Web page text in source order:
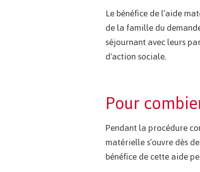
Le bénéfice de l’aide
de la famille du
séjournant avec leurs
d'action sociale.
Pour
Pendant la procédure
matérielle s’ouvre dès
bénéfice de cette aide